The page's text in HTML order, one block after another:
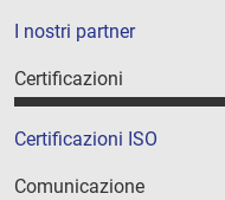
I nostri partner
Certificazioni
Certificazioni ISO
Comunicazione